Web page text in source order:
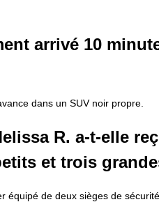
arrivé 10
dans un SUV noir propre.
R. a-t-elle
et trois
équipé de deux sièges de